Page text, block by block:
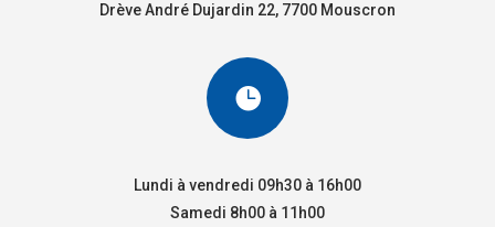
Drève André Dujardin 22, 7700 Mouscron

Lundi à vendredi 09h30 à 16h00
Samedi 8h00 à 11h00